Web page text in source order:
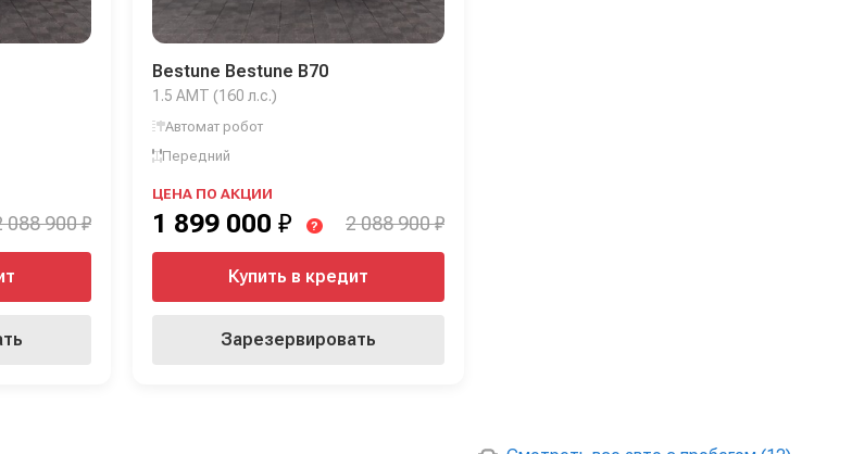
088 900 ₽
Bestune Bestune B70
1.5 AMT (160 л.с.)
Автомат робот
Передний
ЦЕНА ПО АКЦИИ
1 899 000 ₽ ? 2 088 900 ₽
Купить в кредит
Зарезервировать